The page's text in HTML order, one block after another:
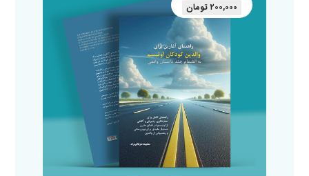
۲۰۰,۰۰۰ تومان